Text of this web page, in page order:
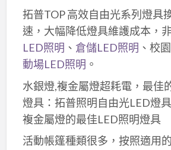
拓普TOP 高效自由光系列燈具
速，大幅降低燈具維護成本，
LED照明 、 倉儲LED照明 、校
動場LED照明 。
水銀燈,複金屬燈超耗電，最佳
燈具：拓普照明自由光LED燈
複金屬燈的最佳LED照明燈具
活動帳篷種類很多，按照適用